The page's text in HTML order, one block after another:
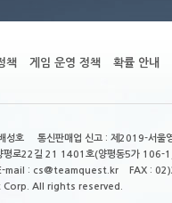
책 게임 운영 정책 확률 안내
성호 통신판매업 신고 : 제2019-서
평로22길 21 1401호(양평동5가 106-
mail : cs@teamquest.kr FAX :
All rights reserved.